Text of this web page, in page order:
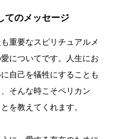
てのメッセージ
重要なスピリチュアルメ
についてです。人生にお
自己を犠牲にすることも
そんな時こそペリカン
を教えてくれます。